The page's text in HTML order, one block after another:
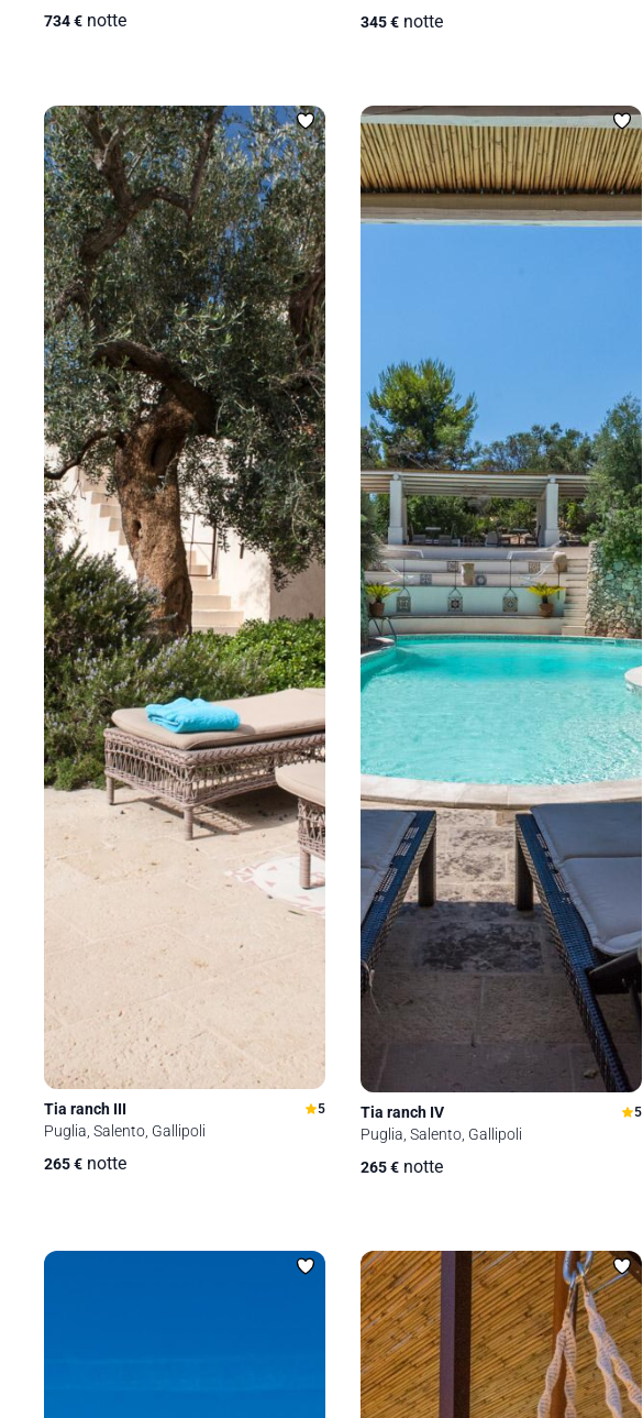
734€ notte
345€ notte
Tia ranch III 5
Puglia, Salento, Gallipoli
265€ notte
Tia ranch IV 5
Puglia, Salento, Gallipoli
265€ notte